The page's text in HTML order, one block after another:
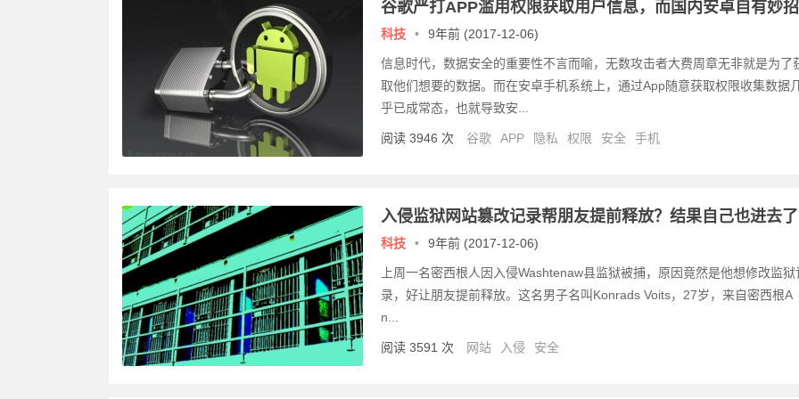
谷歌严打APP滥用权限获取用户信息，而国内安卓自有妙招
科技 • 9年前 (2017-12-06)
信息时代，数据安全的重要性不言而喻，无数攻击者大费周章无非就是为了
取他们想要的数据。而在安卓手机系统上，通过App随意获取权限收集数据
乎已成常态，也就导致安...
阅读 3946 次 谷歌 APP 隐私 权限 安全 手机
入侵监狱网站篡改记录帮朋友提前释放？结果自己也进去了
科技 • 9年前 (2017-12-06)
上周一名密西根人因入侵Washtenaw县监狱被捕，原因竟然是他想修改监狱
录，好让朋友提前释放。这名男子名叫Konrads Voits，27岁，来自密西根A
n...
阅读 3591 次 网站 入侵 安全